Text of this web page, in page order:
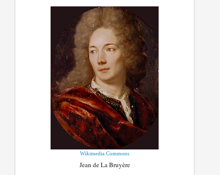
Wikimedia Commons
Jean de La Bruyère